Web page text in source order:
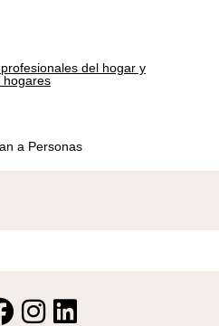
del hogar y
hogares
a Personas